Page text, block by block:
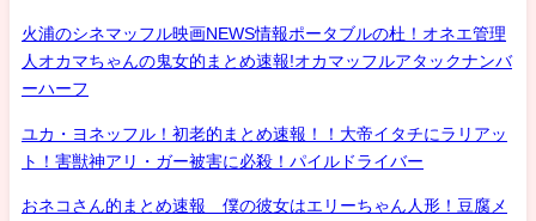
火浦のシネマッフル映画NEWS情報ポータブルの杜！オネエ管理
人オカマちゃんの鬼女的まとめ速報!オカマッフルアタックナンバ
ーハーフ
ユカ・ヨネッフル！初老的まとめ速報！！大帝イタチにラリアッ
ト！害獣神アリ・ガー被害に必殺！パイルドライバー
おネコさん的まとめ速報 僕の彼女はエリーちゃん人形！豆腐メ